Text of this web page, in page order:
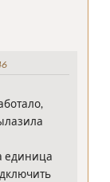
единица